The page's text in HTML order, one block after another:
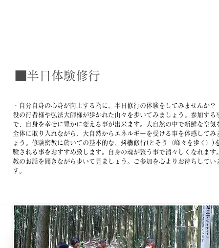
■半日体験修行
・自分自身の心身が向上する為に、半日修行の体験をしてみませんか？
役の行者様や弘法大師様が歩かれた山々を歩いてみましょう。参加する
で、自身を幸せに豊かに変える事が出来ます。大自然の中で新鮮な空気
全体に取り入れながら、大自然からエネルギーを受ける事を体感してみ
ょう。​修験密教に於いての基本的な、抖櫢修行(とそう（峰々を歩く）)
験される事をおすすめ致します。自身の魂が整う事で清々しくなれます
教のお話を聞きながら歩いて見ましょう。ご参加を心よりお待ちしてい
す。